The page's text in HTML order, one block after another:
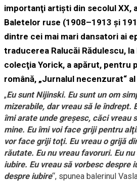
importanţi artişti din secolul XX,
Baletelor ruse (1908–1913 şi
dintre cei mai mari dansatori ai
traducerea Ralucăi Rădulescu,
colecţia Yorick, a apărut, pentru
română, „Jurnalul necenzurat“
„Eu sunt Nijinski. Eu sunt un om
mizerabile, dar vreau să le îndrept.
îmi arate unde greşesc, căci vreau
mine. Eu îmi voi face griji pentru
vor face griji toţi. Eu vreau o grijă
răutate. Eu nu vreau favoruri. Eu
iubire. Eu vreau să vorbesc despre
despre iubire“, spunea balerinul